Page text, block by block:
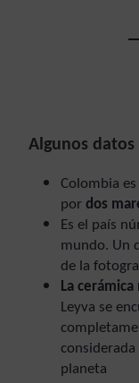
Algunos datos
Colombia
por dos
Es el país
mundo. Un
de la
La
Leyva se
considerada
planeta